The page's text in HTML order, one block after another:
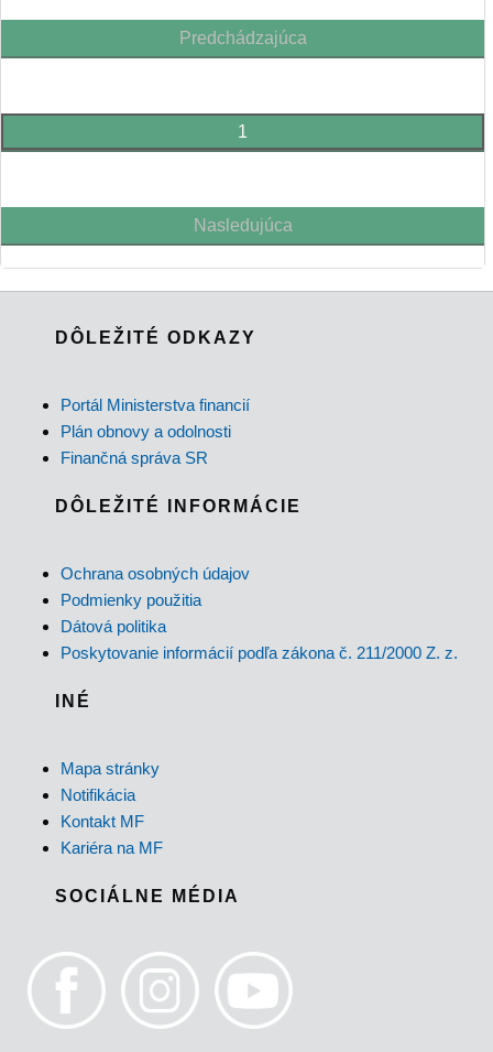
Predchádzajúca
1
Nasledujúca
DÔLEŽITÉ ODKAZY
Portál Ministerstva financií
Plán obnovy a odolnosti
Finančná správa SR
DÔLEŽITÉ INFORMÁCIE
Ochrana osobných údajov
Podmienky použitia
Dátová politika
Poskytovanie informácií podľa zákona č. 211/2000 Z. z.
INÉ
Mapa stránky
Notifikácia
Kontakt MF
Kariéra na MF
SOCIÁLNE MÉDIA